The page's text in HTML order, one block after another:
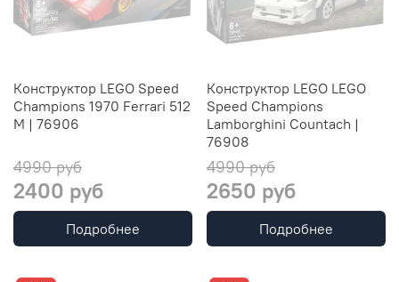
Конструктор LEGO Speed
Champions 1970 Ferrari 512
M | 76906
4990 руб
2400 руб
Подробнее
Конструктор LEGO LEGO
Speed Champions
Lamborghini Countach |
76908
4990 руб
2650 руб
Подробнее